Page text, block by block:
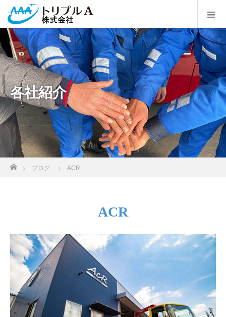
各社紹介
ブログ ACR
ACR